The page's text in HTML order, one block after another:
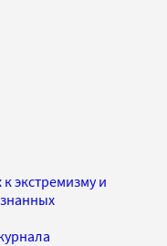
экстремизму и